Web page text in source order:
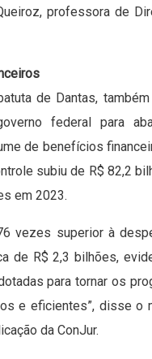
professora de
de Dantas,
federal para
de benefícios
subiu de R$ 82,2
em 2023.
vezes superior à
de R$ 2,3 bilhões,
para tornar os
e eficientes”, disse o
da ConJur.